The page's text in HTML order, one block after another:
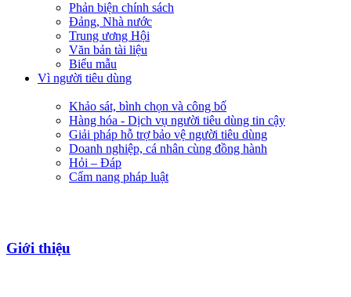
Phản biện chính sách
Đảng, Nhà nước
Trung ương Hội
Văn bản tài liệu
Biểu mẫu
Vì người tiêu dùng
Khảo sát, bình chọn và công bố
Hàng hóa - Dịch vụ người tiêu dùng tin cậy
Giải pháp hỗ trợ bảo vệ người tiêu dùng
Doanh nghiệp, cá nhân cùng đồng hành
Hỏi – Đáp
Cẩm nang pháp luật
Giới thiệu